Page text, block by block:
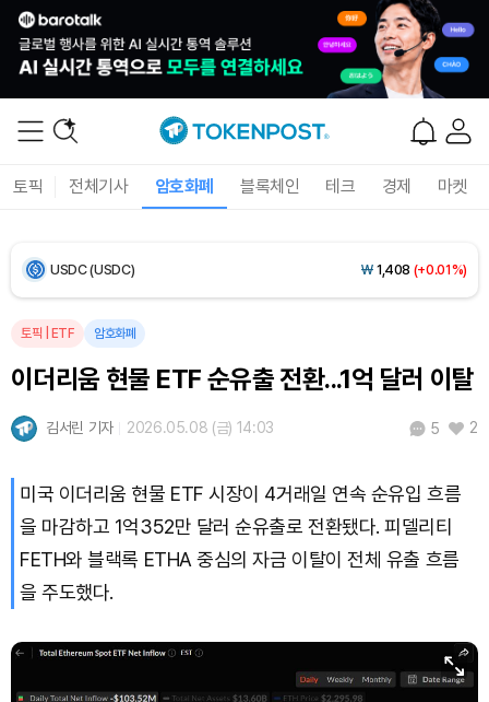
토픽 전체기사 암호화폐 블록체인 테크 경제 마켓
Ethereum (ETH) ₩2,697,415(+0.39%)
XRP (XRP) ₩1,457 (+0.46%)
Solana (SOL)
TRON (TRX) ₩ 461.0(+0.18%)
Hyperliquid (HYPE) 76,825(-3.02%)
Dogecoin (DOGE) ₩98.99(+1.42%)
Bitcoin (BTC) 91,443,495(+0.65%)
토픽 ETF 암호화폐
이더리움 현물 ETF 순유출 전환...1억 달러 이탈
김서린 기자 2026.05.08 (금) 14:03 5 2
미국 이더리움 현물 ETF 시장이 4거래일 연속 순유입 흐름
을 마감하고 1억352만 달러 순유출로 전환됐다. 피델리티
FETH와 블랙록 ETHA 중심의 자금 이탈이 전체 유출 흐름
을 주도했다.